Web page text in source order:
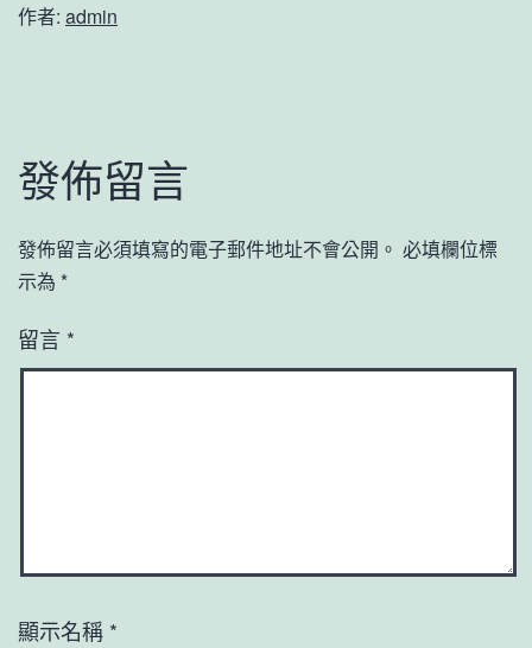
作者: admin
發佈留言
發佈留言必須填寫的電子郵件地址不會公開。 必填欄位標
示為 *
留言 *
顯示名稱 *